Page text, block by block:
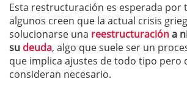
Esta restructuración es esperada por
algunos creen que la actual crisis
solucionarse una reestructuracióna
su deuda, algo que suele ser un
que implica ajustes de todo tipo pero
consideran necesario.